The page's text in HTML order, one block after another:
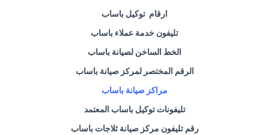
ارقام توكيل باساب
تليفون خدمة عملاء باساب
الخط الساخن لصيانة باساب
الرقم المختصر لمركز صيانةباساب
مراكز صيانة باساب
تليفونات توكيلباساب المعتمد
رقم تليفون مركز صيانة ثلاجاتباساب